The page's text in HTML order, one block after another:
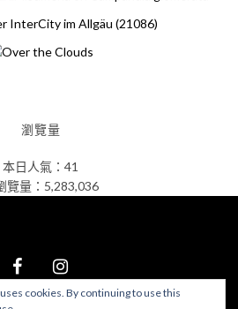
瀏覽量
本日人氣：41
覽量：5,283,036
cookies. By continuing to use this